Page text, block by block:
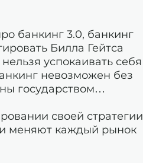
банкинг 3.0, банкинг
Билла Гейтса
успокаивать себя
невозможен без
государством…
своей
меняют каждый рынок